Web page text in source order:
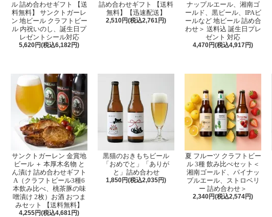
ル 詰め合わせギフト 【送
料無料】 サンクトガーレ
ン 地ビール クラフトビー
ル 内祝いのし、誕生日プ
レゼントシール対応
5,620円(税込6,182円)
詰め合わせギフト 【送料
無料】【迅速配送】
2,510円(税込2,761円)
ナップルエール、湘南ゴ
ールド、黒ビール、IPAビ
ールなど 地ビール 詰め合
わせ＞ 送料込 誕生日プレ
ゼント 対応
4,470円(税込4,917円)
サンクトガーレン 金賞地
ビール ＋ 本厚木名物 と
ん漬け 詰め合わせギフト
A（クラフトビール3種6
本飲み比べ、桃茶豚の味
噌漬け 2枚）お酒 おつま
みセット 【送料無料】
4,255円(税込4,681円)
黒猫のおきもちビール
「おめでと」「ありが
と」詰め合わせ
1,850円(税込2,035円)
夏 フルーツ クラフトビー
ル 3種 飲み比べセット＜
湘南ゴールド、パイナッ
プルエール、ストロベリ
ー 詰め合わせ＞
2,340円(税込2,574円)